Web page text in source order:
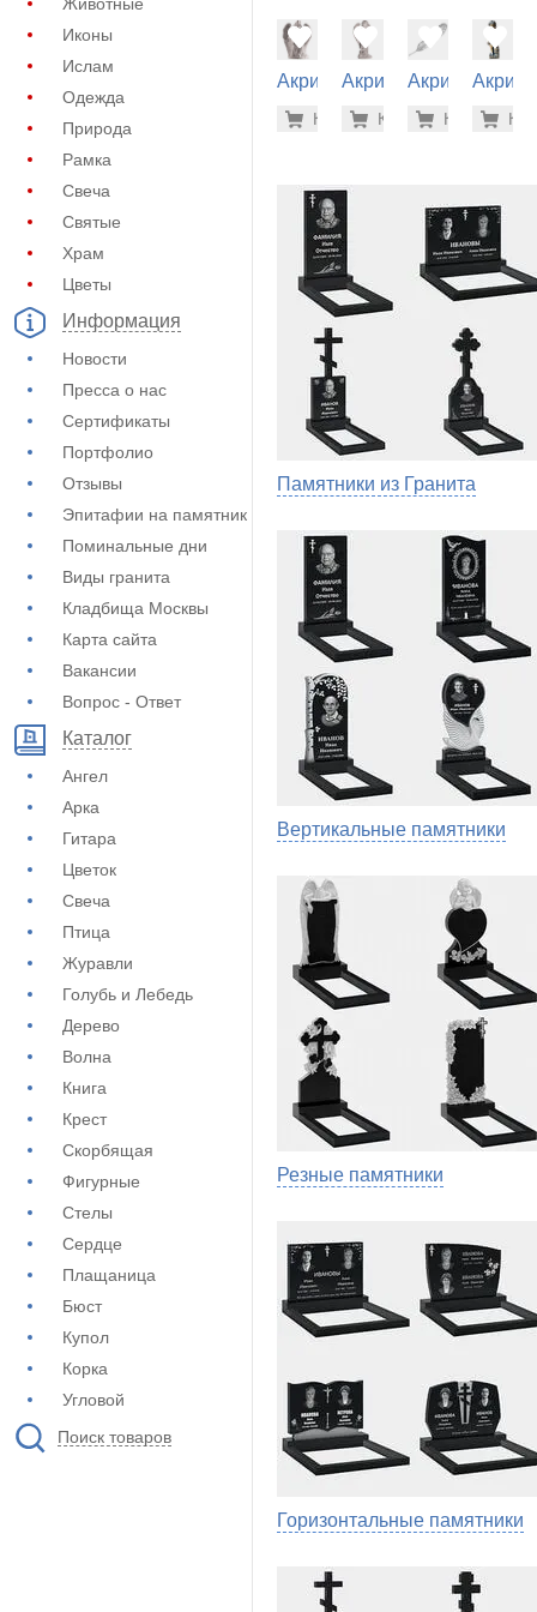
Иконы
Ислам
Одежда
Природа
Рамка
Свеча
Святые
Храм
Цветы
Информация
Новости
Пресса о нас
Сертификаты
Портфолио
Отзывы
Эпитафии на памятник
Поминальные дни
Виды гранита
Кладбища Москвы
Карта сайта
Вакансии
Вопрос - Ответ
Каталог
Ангел
Арка
Гитара
Цветок
Свеча
Птица
Журавли
Голубь и Лебедь
Дерево
Волна
Книга
Крест
Скорбящая
Фигурные
Стелы
Сердце
Плащаница
Бюст
Купол
Корка
Угловой
Поиск товаров
Акрил на
(62-252)
-7% 15.700
Купить
Акрил на
(62-236)
-7%
Купить
Акрил на
(62-100)
-
Купить
Акрил
(62-
Памятники из Гранита
Вертикальные памятники
Резные памятники
Горизонтальные памятники